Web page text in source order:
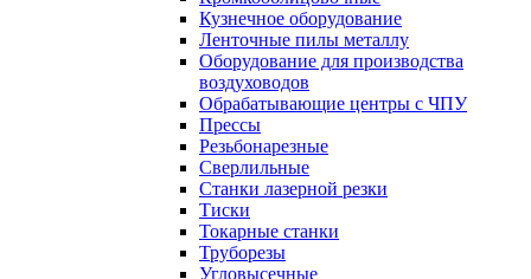
Кузнечное оборудование
Ленточные пилы металлу
Оборудование для производства
воздуховодов
Обрабатывающие центры с ЧПУ
Прессы
Резьбонарезные
Сверлильные
Станки лазерной резки
Тиски
Токарные станки
Труборезы
Угловысечные